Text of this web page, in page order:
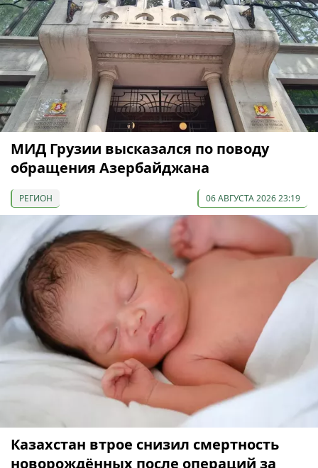
МИД Грузии высказался по поводу
обращения Азербайджана
РЕГИОН 06 АВГУСТА 2026 23:19
Казахстан втрое снизил смертность
новорождённых после операций за